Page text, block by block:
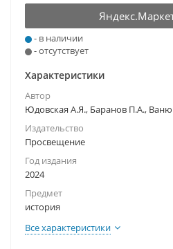
- в наличии
- отсутствует
Характеристики
Автор
Юдовская А.Я., Баранов П.А.,
Издательство
Просвещение
Год издания
2024
Предмет
история
Все характеристики